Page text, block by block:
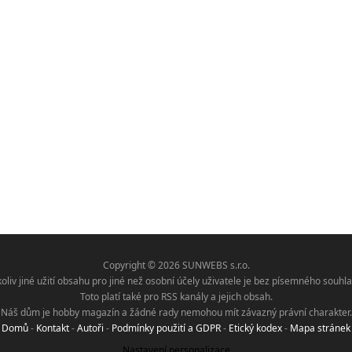
Copyright © 2026 SUNWEBS s.r.o.
jiné užití obsahu pro jiné než osobní účely uživatele je bez písemného
Toto platí také pro RSS kanály a jejich obsah.
Náš dům je hobby magazín a žádné rady nemohou mít závazný právní charakter.
Domů- Kontakt-Autoři - Podmínky použití a GDPR- Etický kodex- Mapa stránek